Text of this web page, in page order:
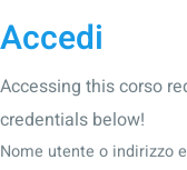
Accedi
Accessing this corso
credentials below!
Nome utente o indirizzo